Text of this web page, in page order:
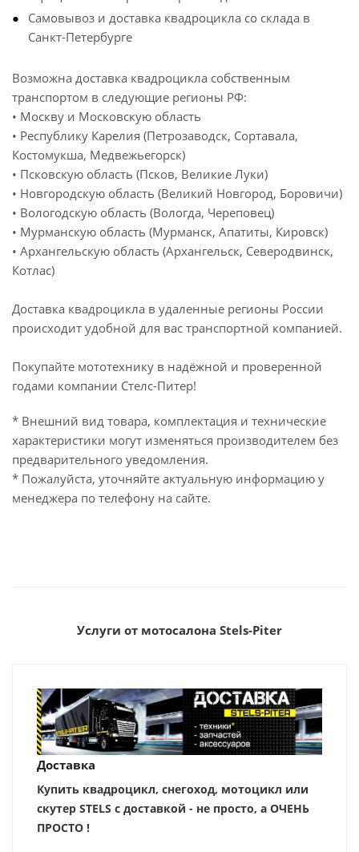
Самовывоз и доставка квадроцикла со склада в
Санкт-Петербурге
Возможна доставка квадроцикла собственным
транспортом в следующие регионы РФ:
• Москву и Московскую область
• Республику Карелия (Петрозаводск, Сортавала,
Костомукша, Медвежьегорск)
• Псковскую область (Псков, Великие Луки)
• Новгородскую область (Великий Новгород, Боровичи)
• Вологодскую область (Вологда, Череповец)
• Мурманскую область (Мурманск, Апатиты, Кировск)
• Архангельскую область (Архангельск, Северодвинск,
Котлас)
Доставка квадроцикла в удаленные регионы России
происходит удобной для вас транспортной компанией.
Покупайте мототехнику в надёжной и проверенной
годами компании Стелс-Питер!
* Внешний вид товара, комплектация и технические
характеристики могут изменяться производителем без
предварительного уведомления.
* Пожалуйста, уточняйте актуальную информацию у
менеджера по телефону на сайте.
Услуги от мотосалона Stels-Piter
Доставка
Купить квадроцикл, снегоход, мотоцикл или
скутер STELS с доставкой - не просто, а ОЧЕНЬ
ПРОСТО !